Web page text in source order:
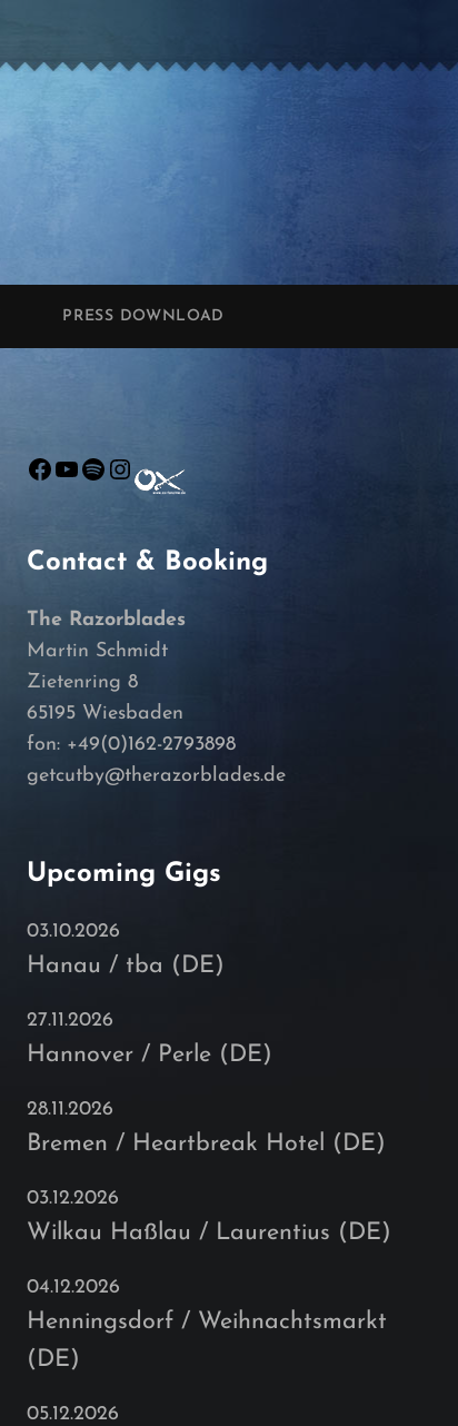
PRESS DOWNLOAD
Facebook
YouTube
Spotify
Instagram
Contact & Booking
The Razorblades
Martin Schmidt
Zietenring 8
65195 Wiesbaden
fon: +49(0)162-2793898
getcutby@therazorblades.de
Upcoming Gigs
03.10.2026
Hanau / tba (DE)
27.11.2026
Hannover / Perle (DE)
28.11.2026
Bremen / Heartbreak Hotel (DE)
03.12.2026
Wilkau Haßlau / Laurentius (DE)
04.12.2026
Henningsdorf / Weihnachtsmarkt
(DE)
05.12.2026